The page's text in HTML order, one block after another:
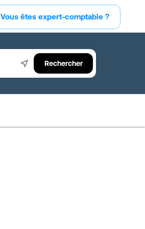
Vous êtes expert-comptable ?
Rechercher